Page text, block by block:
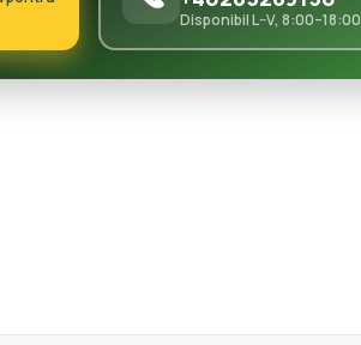
Disponibil L–V, 8:00–18:00